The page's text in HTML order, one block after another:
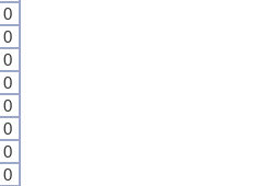
0
0
0
0
0
0
0
0
0
0
0
0
0
0
0
0
0
0
0
0
0
0
0
0
0
0
0
0
0
0
0
0